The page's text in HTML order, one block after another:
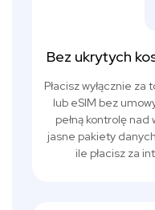
Bez ukrytych
Płacisz wyłącznie
lub eSIM bez
pełną kontrolę
jasne pakiety
ile płacisz za